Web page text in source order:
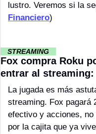
lustro. Veremos si la
Financiero)
STREAMING
Fox compra Roku
entrar al streaming:
La jugada es más
streaming. Fox pagará
efectivo y acciones,
por la cajita que ya